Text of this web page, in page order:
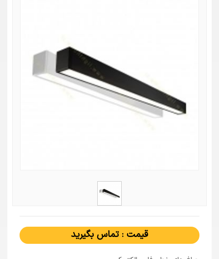
قیمت : تماس بگیرید